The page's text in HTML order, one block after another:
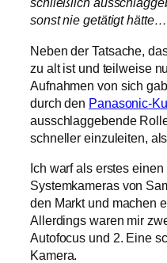
sonst nie getätigt hätte…
Neben der Tatsache,
zu alt ist und teilweise
Aufnahmen von sich
durch den Panasonic-
ausschlaggebende
schneller einzuleiten,
Ich warf als erstes
Systemkameras von
den Markt und machen
Allerdings waren mir
Autofocus und 2. Eine
Kamera.